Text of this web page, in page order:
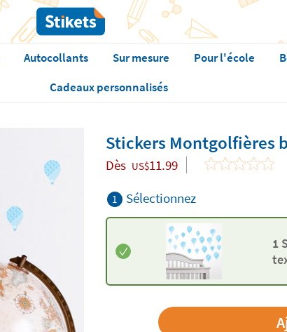
Autocollants Sur mesure Pour l'école
Cadeaux personnalisés
Stickers Montgolfières
Dès US$11.99
1 Sélectionnez
1